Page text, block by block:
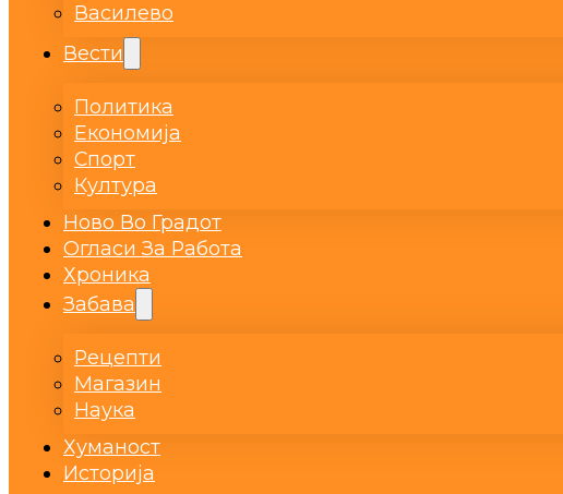
Василево
Вести
Политика
Економија
Спорт
Култура
Ново Во Градот
Огласи За Работа
Хроника
Забава
Рецепти
Магазин
Наука
Хуманост
Историја